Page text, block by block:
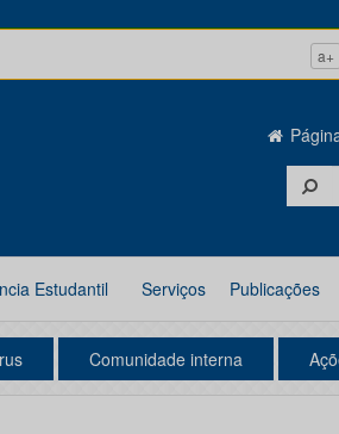
a+
Estudantil Serviços Publicações
Comunidade interna